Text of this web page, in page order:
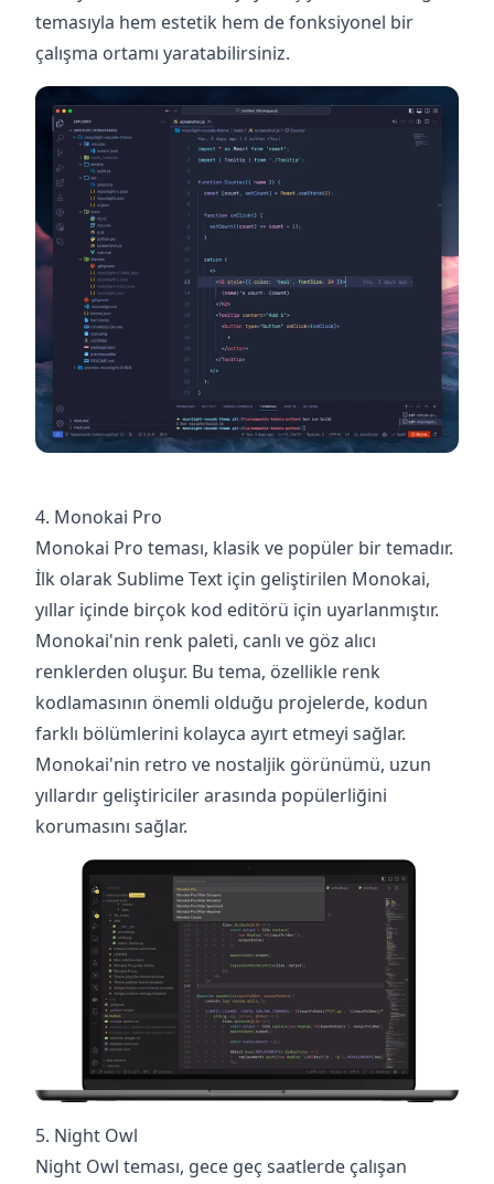
temasıyla hem estetik hem de fonksiyonel bir
çalışma ortamı yaratabilirsiniz. ‍
4. Monokai Pro
Monokai Pro teması, klasik ve popüler bir temadır.
İlk olarak Sublime Text için geliştirilen Monokai,
yıllar içinde birçok kod editörü için uyarlanmıştır.
Monokai'nin renk paleti, canlı ve göz alıcı
renklerden oluşur. Bu tema, özellikle renk
kodlamasının önemli olduğu projelerde, kodun
farklı bölümlerini kolayca ayırt etmeyi sağlar.
Monokai'nin retro ve nostaljik görünümü, uzun
yıllardır geliştiriciler arasında popülerliğini
korumasını sağlar. ‍
5. Night Owl
Night Owl teması, gece geç saatlerde çalışan